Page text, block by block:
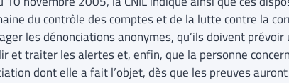
du contrôle des comptes et de la lutte contre la
les dénonciations anonymes, qu’ils doivent
et traiter les alertes et, enfin, que la personne
dont elle a fait l’objet, dès que les preuves